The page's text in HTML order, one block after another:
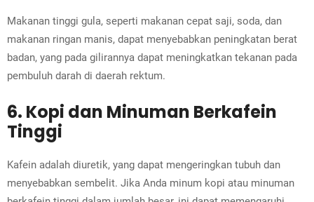
Makanan tinggi gula, seperti makanan cepat saji, soda, dan
makanan ringan manis, dapat menyebabkan peningkatan berat
badan, yang pada gilirannya dapat meningkatkan tekanan pada
pembuluh darah di daerah rektum.
6. Kopi dan Minuman Berkafein
Tinggi
Kafein adalah diuretik, yang dapat mengeringkan tubuh dan
menyebabkan sembelit. Jika Anda minum kopi atau minuman